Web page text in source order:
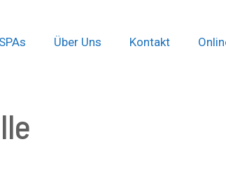
Über Uns Kontakt